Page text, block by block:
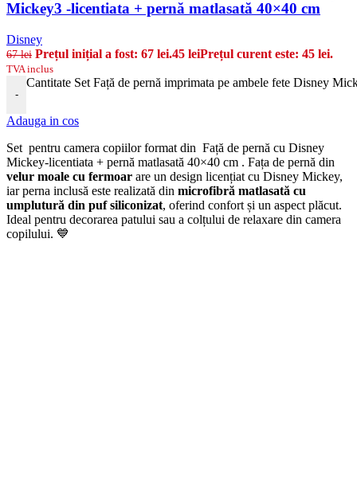
Mickey3 -licentiata + pernă matlasată 40×40 cm
Disney
67lei Prețul inițial a fost: 67 lei.45 leiPrețul curent este: 45 lei.
TVA inclus
-
Cantitate Set Față de pernă imprimata pe ambele fete Disney
Adauga in cos
Set pentru camera copiilor format din Față de pernă cu Disney
Mickey-licentiata + pernă matlasată 40×40 cm . Fața de pernă din
velur moale cu fermoar are un design licențiat cu Disney Mickey,
iar perna inclusă este realizată din microfibră matlasată cu
umplutură din puf siliconizat, oferind confort și un aspect plăcut.
Ideal pentru decorarea patului sau a colțului de relaxare din camera
copilului. 💙